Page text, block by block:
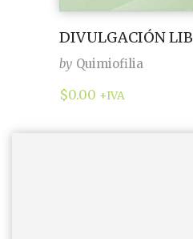
DIVULGACIÓN
by Quimiofilia
$0.00 +IVA